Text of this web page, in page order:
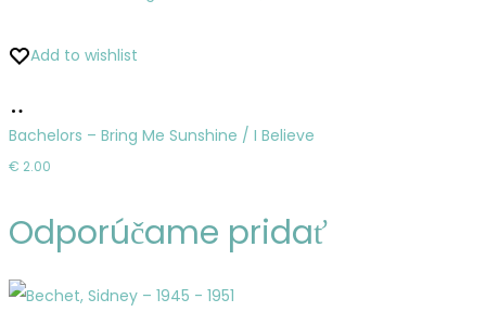
Add to wishlist
do
košíka
Bachelors – Bring Me Sunshine / I Believe
€ 2.00
Odporúčame pridať